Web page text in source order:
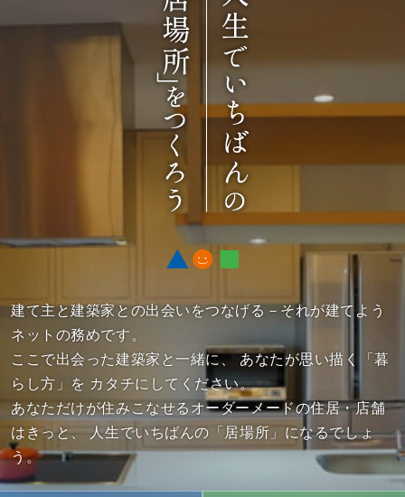
建て主と建築家との出会いをつなげる－それが建てよう
ネットの務めです。
ここで出会った建築家と一緒に、
あなたが思い描く「暮
らし方」を カタチにしてください。
あなただけが住みこなせるオーダーメードの住居・店舗
はきっと、
人生でいちばんの「居場所」になるでしょ
う。